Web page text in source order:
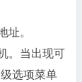
址。
。当出现可
选项菜单